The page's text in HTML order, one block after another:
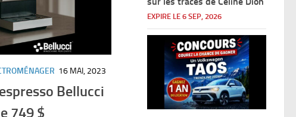
16 MAI, 2023
Bellucci
749 $
EXPIRE LE 6 SEP, 2026